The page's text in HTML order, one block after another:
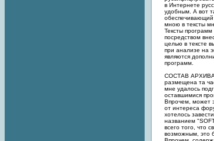
в Интернете
удобным. А вот
обеспечивающий
мною в тексты
Тексты программ
посредством
целью в тексте
при анализе на
являются
программ.
СОСТАВ АРХИВА
размещена та
мне удалось
оставшимися
Впрочем, может
от интереса
хотелось
названием
всего того, что
возможным, это